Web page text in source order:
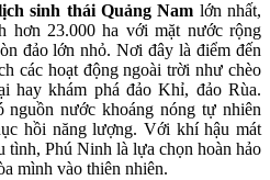
sinh thái Quảng Nam lớn nhất,
hơn 23.000 ha với mặt nước rộng
đảo lớn nhỏ. Nơi đây là điểm đến
các hoạt động ngoài trời như chèo
hay khám phá đảo Khỉ, đảo Rùa.
nước khoáng nóng tự nhiên
hồi năng lượng. Với khí hậu mát
tình, Phú Ninh là lựa chọn hoàn hảo
mình vào thiên nhiên.